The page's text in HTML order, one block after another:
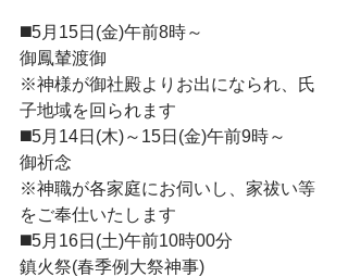
◼️5月15日(金)午前8時～
御鳳輦渡御
※神様が御社殿よりお出になられ、氏
子地域を回られます
◼️5月14日(木)～15日(金)午前9時～
御祈念
※神職が各家庭にお伺いし、家祓い等
をご奉仕いたします
◼️5月16日(土)午前10時00分
鎮火祭(春季例大祭神事)